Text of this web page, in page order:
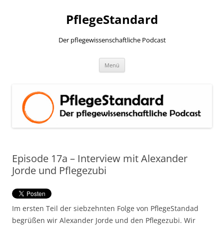
PflegeStandard
Der pflegewissenschaftliche Podcast
Menü
Episode 17a – Interview mit Alexander
Jorde und Pflegezubi
Im ersten Teil der siebzehnten Folge von PflegeStandad
begrüßen wir Alexander Jorde und den Pflegezubi. Wir